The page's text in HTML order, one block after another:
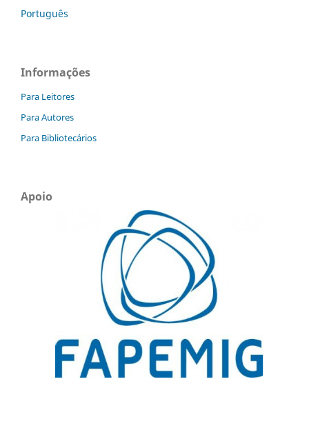
Português
Informações
Para Leitores
Para Autores
Para Bibliotecários
Apoio